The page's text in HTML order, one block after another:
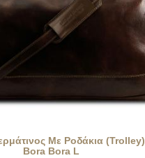
Με Ροδάκια (Trolley)
Bora Bora L